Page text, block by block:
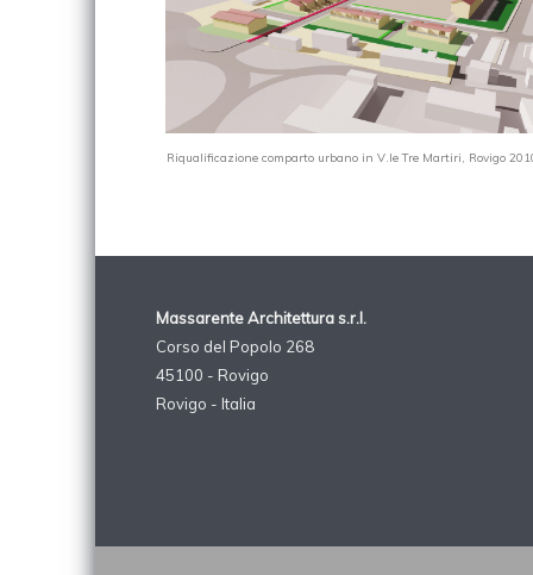
Riqualificazione comparto urbano in V.le Tre Martiri, Rovigo
Massarente Architettura s.r.l.
Corso del Popolo 268
45100 - Rovigo
Rovigo - Italia